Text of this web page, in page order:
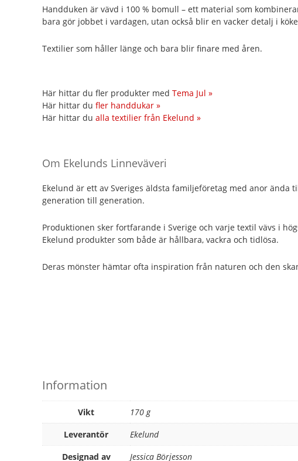
Handduken är vävd i 100 % bomull – ett material som
bara gör jobbet i vardagen, utan också blir en vacker detalj i
Textilier som håller länge och bara blir finare med åren.
Här hittar du fler produkter med Tema Jul »
Här hittar du fler handdukar »
Här hittar du alla textilier från Ekelund »
Om Ekelunds Linneväveri
Ekelund är ett av Sveriges äldsta familjeföretag med anor
generation till generation.
Produktionen sker fortfarande i Sverige och varje textil vävs i
Ekelund produkter som både är hållbara, vackra och tidlösa.
Deras mönster hämtar ofta inspiration från naturen och den
Information
Vikt
170 g
Leverantör
Ekelund
Designad av
Jessica Börjesson